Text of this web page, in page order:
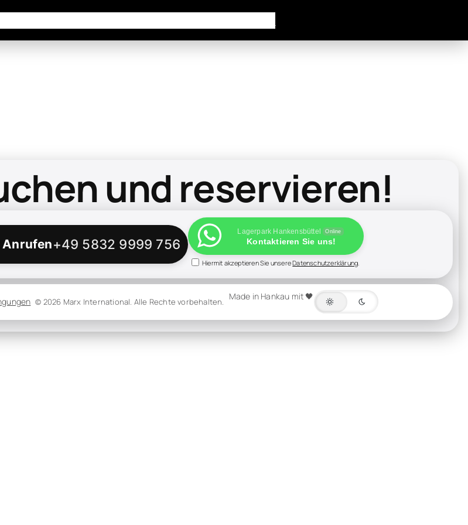
und reservieren!
+49 5832 9999 756
Lagerpark Hankensbüttel Online
Kontaktieren Sie uns!
Hiermit akzeptieren Sie unsereDatenschutzerklärung.
© 2026 Marx International. Alle Rechte vorbehalten.
Made in Hankau mit 🖤